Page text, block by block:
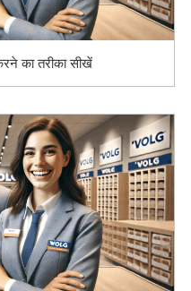
का तरीका सीखें